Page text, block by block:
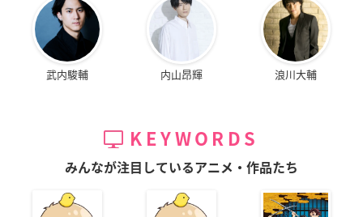
武内駿輔 内山昂輝 浪川大輔
KEYWORDS
みんなが注目しているアニメ・作品たち